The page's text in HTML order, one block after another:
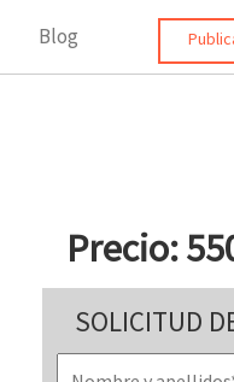
Blog
Precio:
SOLICITUD